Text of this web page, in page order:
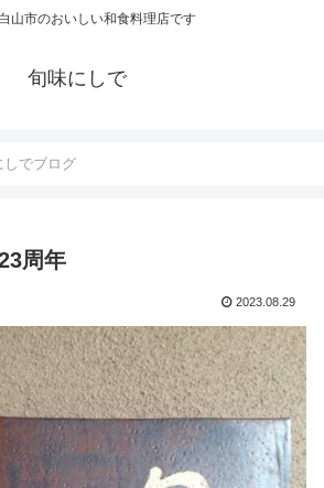
山市のおいしい和食料理店です
旬味にしで
しでブログ
周年
2023.08.29